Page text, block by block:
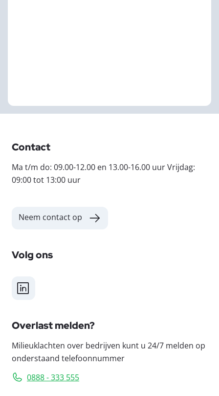
Contact
Ma t/m do: 09.00-12.00 en 13.00-16.00 uur Vrijdag:
09:00 tot 13:00 uur
Neem contact op
Volg ons
LinkedIn
Overlast melden?
Milieuklachten over bedrijven kunt u 24/7 melden op
onderstaand telefoonnummer
0888 - 333 555